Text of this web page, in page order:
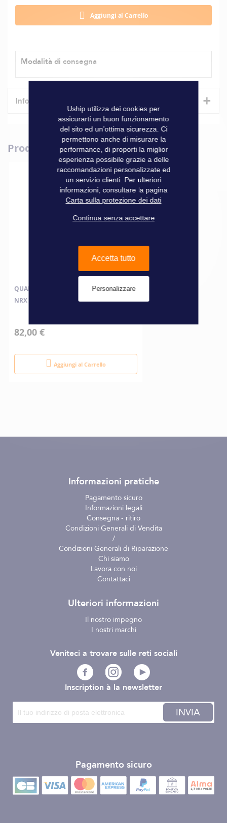
Aggiungi al Carrello
Modalità di consegna
Informazioni tecniche +
Caratteristiche
Informazioni
Dometic
Produits complémentaires
QUADRANTE FLUSH PER FRIGORIFERO
NRX 35/50 ARGENT SCURO
82,00 €
Aggiungi al Carrello
Informazioni pratiche
Pagamento sicuro
Informazioni legali
Consegna - ritiro
Condizioni Generali di Vendita
/
Condizioni Generali di Riparazione
Chi siamo
Lavora con noi
Contattaci
Ulteriori informazioni
Il nostro impegno
I nostri marchi
Inscription à la newsletter
INVIA
Pagamento sicuro
Veniteci a trovare sulle reti sociali
Uship utilizza dei cookies per
assicurarti un buon funzionamento
del sito ed un’ottima sicurezza. Ci
permettono anche di misurare la
performance, di proporti la miglior
esperienza possibile grazie a delle
raccomandazioni personalizzate ed
un servizio clienti. Per ulteriori
informazioni, consultare la pagina
Carta sulla protezione dei dati
Continua senza accettare
Accetta tutto
Personalizzare